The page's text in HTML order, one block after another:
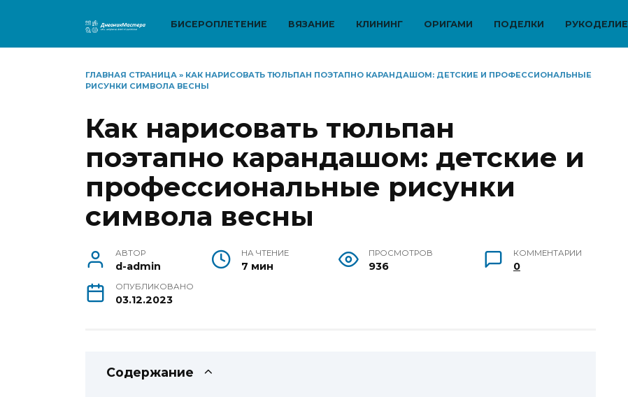
БИСЕРОПЛЕТЕНИЕ ВЯЗАНИЕ КЛИНИНГ ОРИГАМИ ПОДЕЛКИ РУКОДЕЛИЕ
ГЛАВНАЯ СТРАНИЦА » КАК НАРИСОВАТЬ ТЮЛЬПАН ПОЭТАПНО КАРАНДАШОМ: ДЕТСКИЕ И ПРОФЕССИОНАЛЬНЫЕ
РИСУНКИ СИМВОЛА ВЕСНЫ
Как нарисовать тюльпан
поэтапно карандашом: детские и
профессиональные рисунки
символа весны
АВТОР
d-admin
НА ЧТЕНИЕ
7 мин
ПРОСМОТРОВ
936
КОММЕНТАРИИ
0
ОПУБЛИКОВАНО
03.12.2023
Содержание